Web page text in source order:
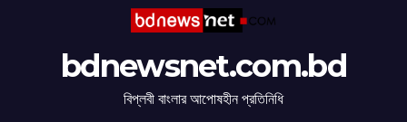
bdnewsnet.com.bd
বিপ্লবী বাংলার আপোষহীন প্রতিনিধি